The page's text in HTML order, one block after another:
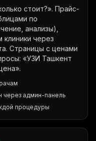
стоит?». Прайс-
по
анализы),
через
Страницы с ценами
«УЗИ Ташкент
через админ-панель
процедуры